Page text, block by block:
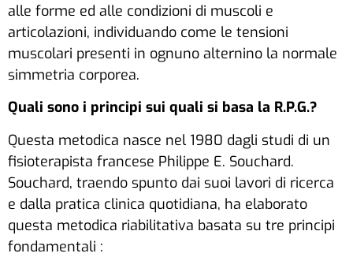
alle forme ed alle condizioni di muscoli e
articolazioni, individuando come le tensioni
muscolari presenti in ognuno alternino la normale
simmetria corporea.
Quali sono i principi sui quali si basa la R.P.G.?
Questa metodica nasce nel 1980 dagli studi di un
fisioterapista francese Philippe E. Souchard.
Souchard, traendo spunto dai suoi lavori di ricerca
e dalla pratica clinica quotidiana, ha elaborato
questa metodica riabilitativa basata su tre principi
fondamentali :